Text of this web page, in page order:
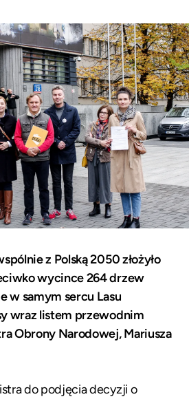
z Polską 2050 złożyło
wycince 264 drzew
w samym sercu Lasu
wraz listem przewodnim
Obrony Narodowej, Mariusza
do podjęcia decyzji o